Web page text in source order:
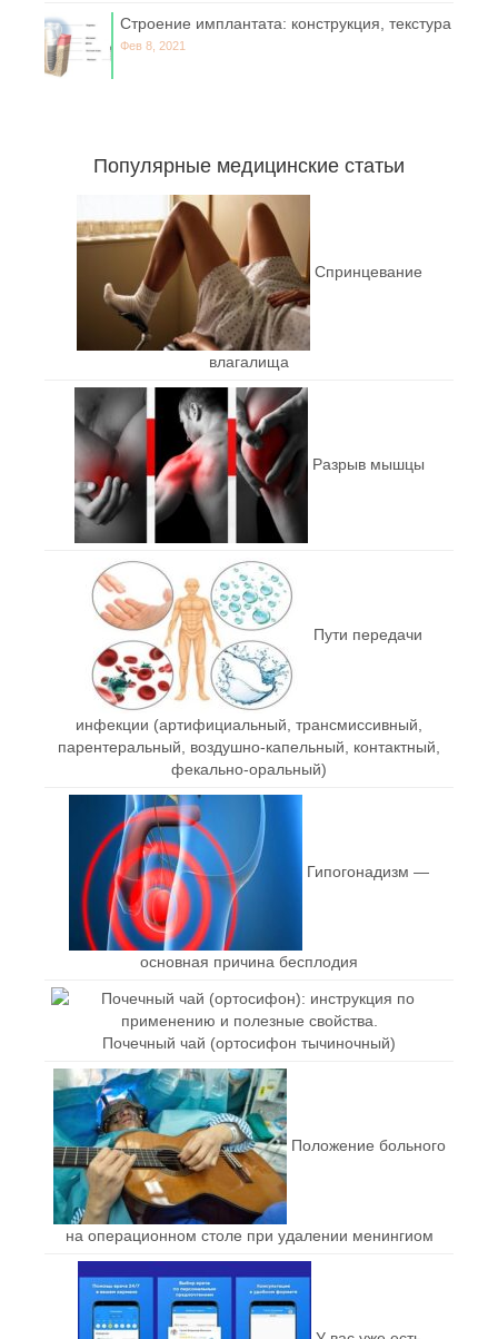
Строение имплантата: конструкция, текстура
Фев 8, 2021
Популярные медицинские статьи
Спринцевание
влагалища
Разрыв мышцы
Пути передачи
инфекции (артифициальный, трансмиссивный,
парентеральный, воздушно-капельный, контактный,
фекально-оральный)
Гипогонадизм —
основная причина бесплодия
Почечный чай (ортосифон тычиночный)
Положение больного
на операционном столе при удалении менингиом